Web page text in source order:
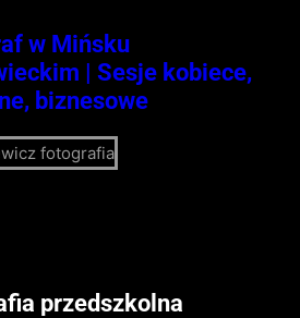
w Mińsku
| Sesje kobiece,
biznesowe
fotografia
przedszkolna